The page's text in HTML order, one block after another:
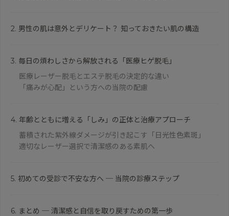
2. 男性の肌は意外とデリケート？ 知っておきたい肌の構造
3. 毎日の煩わしさから解放される「医療ヒゲ脱毛」
医療レーザー脱毛とエステ脱毛の決定的な違い
「痛みが心配」という方への当院の配慮
4. 年齢とともに増える「しみ」の正体と治療アプローチ
蓄積された紫外線ダメージが引き起こす「日光性色素斑」
適切なレーザー選択で清潔感のある素肌へ
5. 初めての受診で不安な方へ ─ 当院の診療ステップ
6. まとめ ─ 清潔感と自信を取り戻すための第一歩